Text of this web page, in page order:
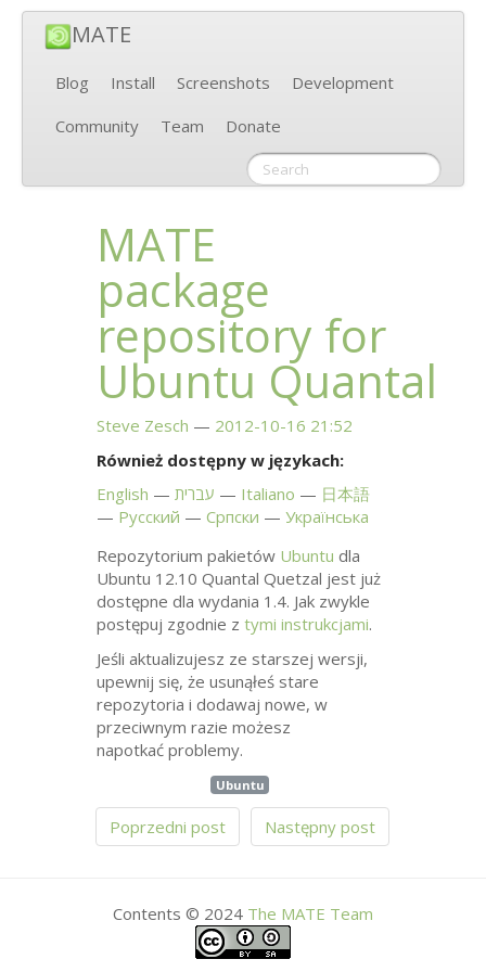
MATE
Blog Install Screenshots
Development
Community
Team Donate
MATE
package
repository for
Ubuntu Quantal
Steve Zesch
2012-10-16 21:52
Również dostępny w językach:
English
עברית Italiano
日本語
Русский
Српски
Українська
Repozytorium pakietów Ubuntu dla
Ubuntu 12.10 Quantal Quetzal jest już
dostępne dla wydania 1.4. Jak zwykle
postępuj zgodnie ztymi instrukcjami.
Jeśli aktualizujesz ze starszej wersji,
upewnij się, że usunąłeś stare
repozytoria i dodawaj nowe, w
przeciwnym razie możesz
napotkać problemy.
Ubuntu
Poprzedni post Następny post
Contents © 2024 The MATE Team